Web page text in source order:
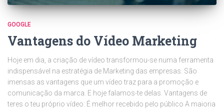
GOOGLE
Vantagens do Vídeo Marketing
Hoje em dia, a criação de vídeo transformou-se numa ferramenta
indispensável na estratégia de Marketing das empresas. São
imensas as vantagens que um vídeo traz para a promoção e
comunicação da marca. E hoje falamos-te delas. Vantagens de
teres o teu próprio vídeo: É melhor recebido pelo público A maioria